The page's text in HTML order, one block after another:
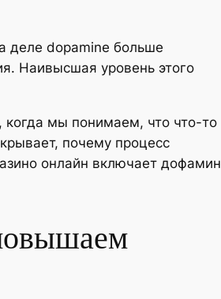
деле dopamine больше
Наивысшая уровень этого
когда мы понимаем, что что-то
почему процесс
онлайн включает